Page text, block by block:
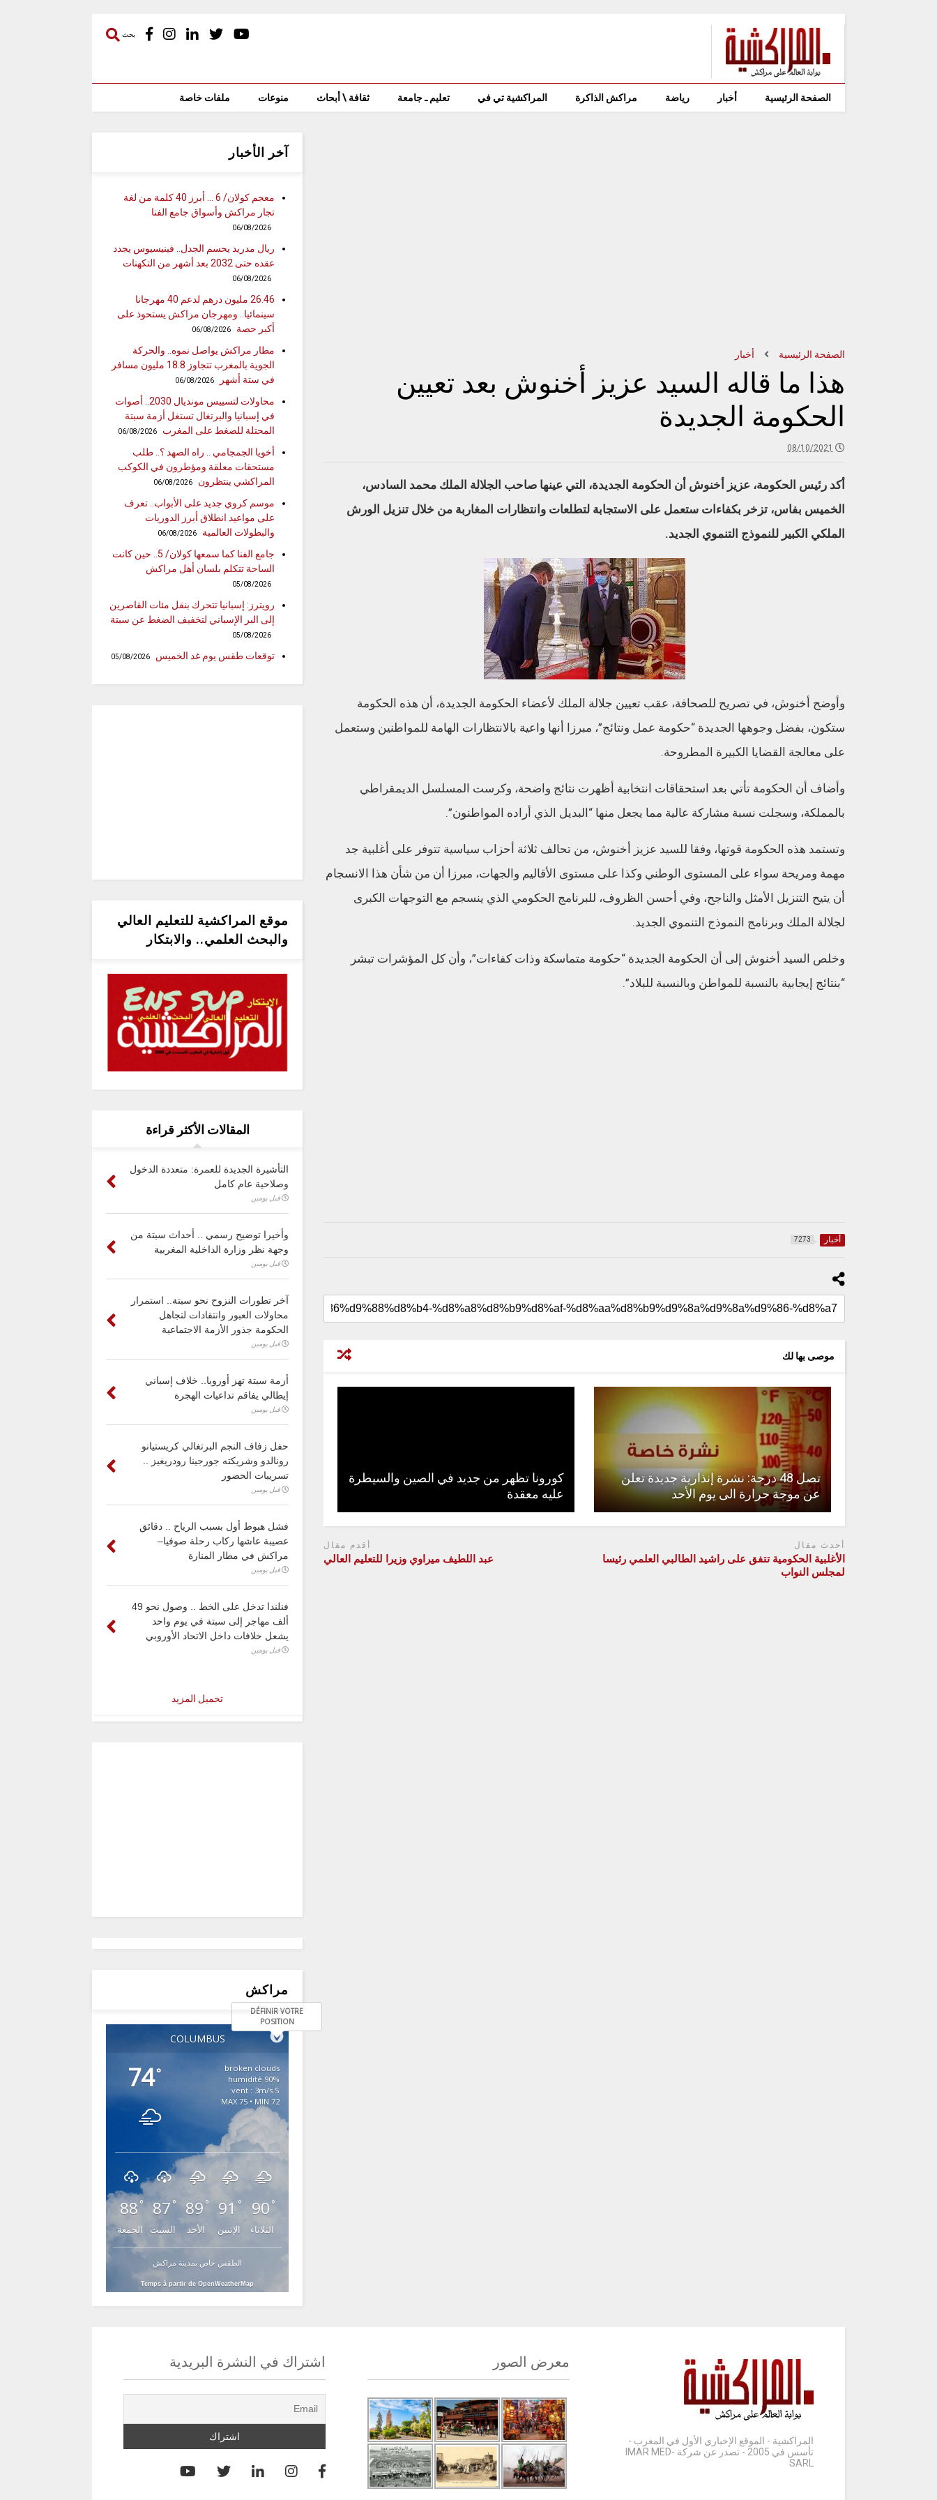
بحث
الصفحة الرئيسية أخبار رياضة مراكش الذاكرة المراكشية تي في تعليم ـ جامعة ثقافة \ أبحاث منوعات ملفات خاصة
الصفحة الرئيسية أخبار
هذا ما قاله السيد عزيز أخنوش بعد تعيين
الحكومة الجديدة
08/10/2021
أكد رئيس الحكومة، عزيز أخنوش أن الحكومة الجديدة، التي عينها صاحب الجلالة الملك محمد السادس،
الخميس بفاس، تزخر بكفاءات ستعمل على الاستجابة لتطلعات وانتظارات المغاربة من خلال تنزيل الورش
الملكي الكبير للنموذج التنموي الجديد.
وأوضح أخنوش، في تصريح للصحافة، عقب تعيين جلالة الملك لأعضاء الحكومة الجديدة، أن هذه الحكومة
ستكون، بفضل وجوهها الجديدة “حكومة عمل ونتائج”، مبرزا أنها واعية بالانتظارات الهامة للمواطنين وستعمل
على معالجة القضايا الكبيرة المطروحة.
وأضاف أن الحكومة تأتي بعد استحقاقات انتخابية أظهرت نتائج واضحة، وكرست المسلسل الديمقراطي
بالمملكة، وسجلت نسبة مشاركة عالية مما يجعل منها “البديل الذي أراده المواطنون”.
وتستمد هذه الحكومة قوتها، وفقا للسيد عزيز أخنوش، من تحالف ثلاثة أحزاب سياسية تتوفر على أغلبية جد
مهمة ومريحة سواء على المستوى الوطني وكذا على مستوى الأقاليم والجهات، مبرزا أن من شأن هذا الانسجام
أن يتيح التنزيل الأمثل والناجح، وفي أحسن الظروف، للبرنامج الحكومي الذي ينسجم مع التوجهات الكبرى
لجلالة الملك وبرنامج النموذج التنموي الجديد.
وخلص السيد أخنوش إلى أن الحكومة الجديدة “حكومة متماسكة وذات كفاءات”، وأن كل المؤشرات تبشر
“بنتائج إيجابية بالنسبة للمواطن وبالنسبة للبلاد”.
أخبار 7273
موصى بها لك
تصل 48 درجة: نشرة إنذارية جديدة تعلن
عن موجة حرارة الى يوم الأحد
كورونا تظهر من جديد في الصين والسيطرة
عليه معقدة
أحدث مقال
الأغلبية الحكومية تتفق على راشيد الطالبي العلمي رئيسا
لمجلس النواب
أقدم مقال
عبد اللطيف ميراوي وزيرا للتعليم العالي
آخر الأخبار
معجم كولان/ 6 … أبرز 40 كلمة من لغة
تجار مراكش وأسواق جامع الفنا
06/08/2026
ريال مدريد يحسم الجدل.. فينيسيوس يجدد
عقده حتى 2032 بعد أشهر من التكهنات
06/08/2026
26.46 مليون درهم لدعم 40 مهرجانا
سينمائيا.. ومهرجان مراكش يستحوذ على
أكبر حصة
06/08/2026
مطار مراكش يواصل نموه.. والحركة
الجوية بالمغرب تتجاوز 18.8 مليون مسافر
في ستة أشهر
06/08/2026
محاولات لتسييس مونديال 2030.. أصوات
في إسبانيا والبرتغال تستغل أزمة سبتة
المحتلة للضغط على المغرب
06/08/2026
أخويا الجمجامي .. راه الصهد ؟.. طلب
مستحقات معلقة ومؤطرون في الكوكب
المراكشي ينتظرون
06/08/2026
موسم كروي جديد على الأبواب.. تعرف
على مواعيد انطلاق أبرز الدوريات
والبطولات العالمية
06/08/2026
جامع الفنا كما سمعها كولان/ 5.. حين كانت
الساحة تتكلم بلسان أهل مراكش
05/08/2026
رويترز: إسبانيا تتحرك بنقل مئات القاصرين
إلى البر الإسباني لتخفيف الضغط عن سبتة
05/08/2026
توقعات طقس يوم غد الخميس 05/08/2026
موقع المراكشية للتعليم العالي
والبحث العلمي.. والابتكار
المقالات الأكثر قراءة
التأشيرة الجديدة للعمرة: متعددة الدخول
وصلاحية عام كامل
قبل يومين
وأخيرا توضيح رسمي .. أحداث سبتة من
وجهة نظر وزارة الداخلية المغربية
قبل يومين
آخر تطورات النزوح نحو سبتة.. استمرار
محاولات العبور وانتقادات لتجاهل
الحكومة جذور الأزمة الاجتماعية
قبل يومين
أزمة سبتة تهز أوروبا.. خلاف إسباني
إيطالي يفاقم تداعيات الهجرة
قبل يومين
حفل زفاف النجم البرتغالي كريستيانو
رونالدو وشريكته جورجينا رودريغيز ..
تسريبات الحضور
قبل يومين
فشل هبوط أول بسبب الرياح .. دقائق
عصيبة عاشها ركاب رحلة صوفيا–
مراكش في مطار المنارة
قبل يومين
فنلندا تدخل على الخط .. وصول نحو 49
ألف مهاجر إلى سبتة في يوم واحد
يشعل خلافات داخل الاتحاد الأوروبي
قبل يومين
تحميل المزيد
مراكش
COLUMBUS
DÉFINIR VOTRE
POSITION
74°
broken clouds
90% humidité
vent : 3m/s S
MAX 75 • MIN 72
88 °
الجمعة
87 °
السبت
89 °
الأحد
91 °
الإثنين
90 °
الثلاثاء
الطقس خاص بمدينة مراكش
Temps à partir de OpenWeatherMap
المراكشية - الموقع الإخباري الأول في المغرب -
تأسس في 2005 - تصدر عن شركة IMAR MED-
SARL
معرض الصور اشتراك في النشرة البريدية